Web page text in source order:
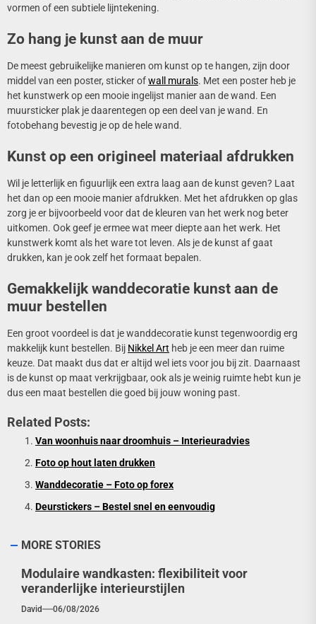
vormen of een subtiele lijntekening.
Zo hang je kunst aan de muur
De meest gebruikelijke manieren om kunst op te hangen, zijn door
middel van een poster, sticker ofwall murals. Met een poster heb je
het kunstwerk op een mooie ingelijst manier aan de wand. Een
muursticker plak je daarentegen op een deel van je wand. En
fotobehang bevestig je op de hele wand.
Kunst op een origineel materiaal afdrukken
Wil je letterlijk en figuurlijk een extra laag aan de kunst geven? Laat
het dan op een mooie manier afdrukken. Met het afdrukken op glas
zorg je er bijvoorbeeld voor dat de kleuren van het werk nog beter
uitkomen. Ook geef je ermee wat meer diepte aan het werk. Het
kunstwerk komt als het ware tot leven. Als je de kunst af gaat
drukken, kan je ook zelf het formaat bepalen.
Gemakkelijk wanddecoratie kunst aan de
muur bestellen
Een groot voordeel is dat je wanddecoratie kunst tegenwoordig erg
makkelijk kunt bestellen. Bij Nikkel Art heb je een meer dan ruime
keuze. Dat maakt dus dat er altijd wel iets voor jou bij zit. Daarnaast
is de kunst op maat verkrijgbaar, ook als je weinig ruimte hebt kun je
dus een maat bestellen die goed bij jouw woning past.
Related Posts:
Van woonhuis naar droomhuis – Interieuradvies
Foto op hout laten drukken
Wanddecoratie – Foto op forex
Deurstickers – Bestel snel en eenvoudig
MORE STORIES
Modulaire wandkasten: flexibiliteit voor
veranderlijke interieurstijlen
David 06/08/2026